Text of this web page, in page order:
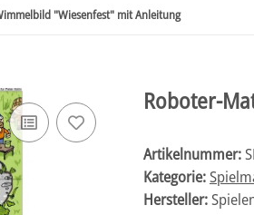
"Wiesenfest" mit Anleitung
Roboter-
Artikelnummer:
Kategorie:
Hersteller: